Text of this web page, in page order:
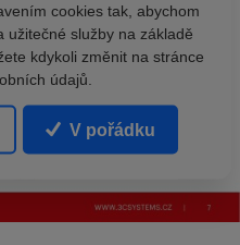
cookies tak, abychom
užitečné služby na základě
kdykoli změnit na stránce
údajů.
V pořádku